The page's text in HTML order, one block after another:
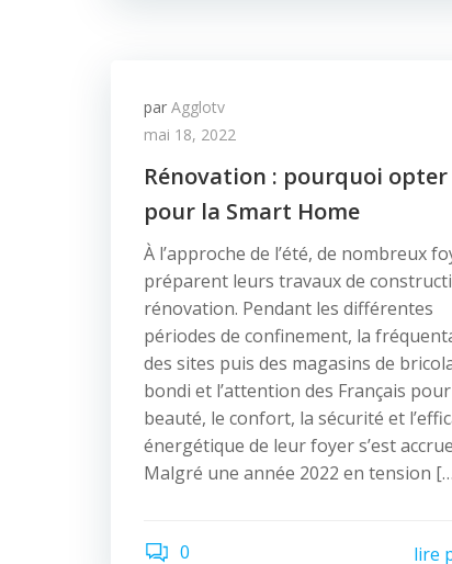
par Agglotv
mai 18, 2022
Rénovation : pourquoi opter
pour la Smart Home
À l’approche de l’été, de nombreux
préparent leurs travaux de
rénovation. Pendant les différentes
périodes de confinement, la
des sites puis des magasins de
bondi et l’attention des Français
beauté, le confort, la sécurité et
énergétique de leur foyer s’est
Malgré une année 2022 en tension
0 lire